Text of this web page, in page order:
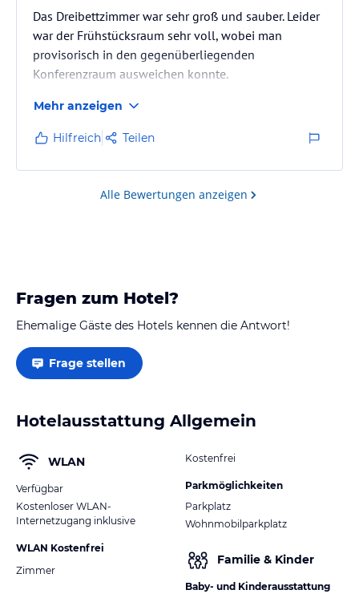
Das Dreibettzimmer war sehr groß und sauber. Leider
war der Frühstücksraum sehr voll, wobei man
provisorisch in den gegenüberliegenden
Konferenzraum ausweichen konnte.
Mehr anzeigen
Hilfreich Teilen
Alle Bewertungen anzeigen
Fragen zum Hotel?
Ehemalige Gäste des Hotels kennen die Antwort!
Frage stellen
Hotelausstattung Allgemein
WLAN
Verfügbar
Kostenloser WLAN-
Internetzugang inklusive
WLAN Kostenfrei
Zimmer
Kostenfrei
Parkmöglichkeiten
Parkplatz
Wohnmobilparkplatz
Familie & Kinder
Baby- und Kinderausstattung